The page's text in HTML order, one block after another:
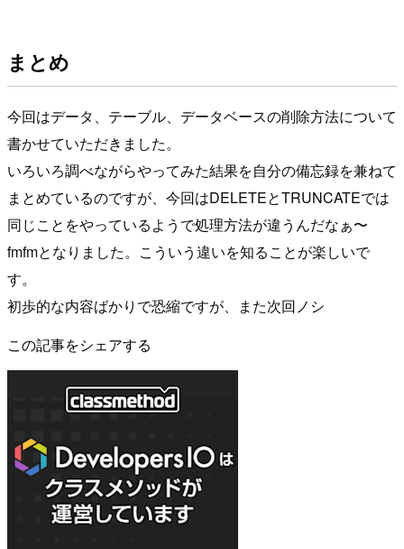
まとめ
今回はデータ、テーブル、データベースの削除方法について
書かせていただきました。
いろいろ調べながらやってみた結果を自分の備忘録を兼ねて
まとめているのですが、今回はDELETEとTRUNCATEでは
同じことをやっているようで処理方法が違うんだなぁ〜
fmfmとなりました。こういう違いを知ることが楽しいで
す。
初歩的な内容ばかりで恐縮ですが、また次回ノシ
この記事をシェアする